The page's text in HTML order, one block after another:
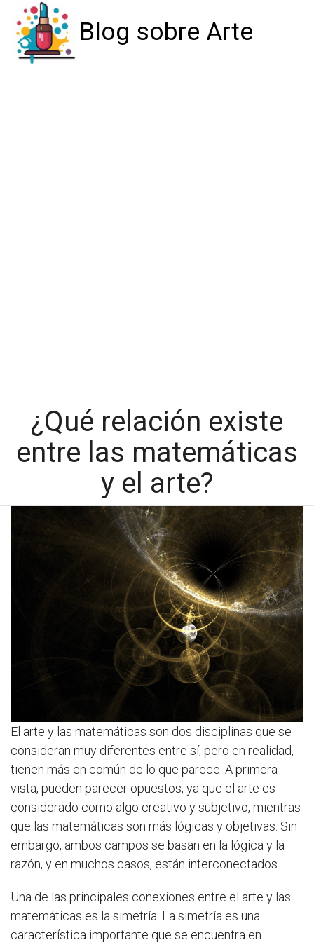
Blog sobre Arte
¿Qué relación existe
entre las matemáticas
y el arte?
El arte y las matemáticas son dos disciplinas que se
consideran muy diferentes entre sí, pero en realidad,
tienen más en común de lo que parece. A primera
vista, pueden parecer opuestos, ya que el arte es
considerado como algo creativo y subjetivo, mientras
que las matemáticas son más lógicas y objetivas. Sin
embargo, ambos campos se basan en la lógica y la
razón, y en muchos casos, están interconectados.
Una de las principales conexiones entre el arte y las
matemáticas es la simetría. La simetría es una
característica importante que se encuentra en